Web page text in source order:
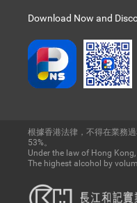
Download Now and
根據香港法律，不得在業務
53%。
Under the law of Hong
The highest alcohol by